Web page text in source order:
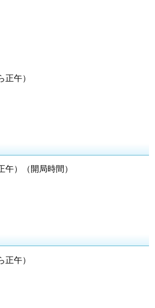
午）
）（開局時間）
午）